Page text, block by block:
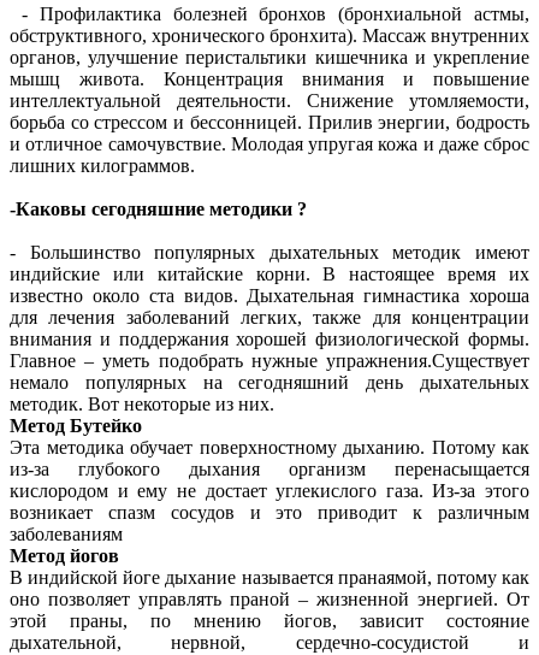
- Профилактика болезней бронхов (бронхиальной астмы,
обструктивного, хронического бронхита). Массаж внутренних
органов, улучшение перистальтики кишечника и укрепление
мышц живота. Концентрация внимания и повышение
интеллектуальной деятельности. Снижение утомляемости,
борьба со стрессом и бессонницей. Прилив энергии, бодрость
и отличное самочувствие. Молодая упругая кожа и даже сброс
лишних килограммов.
-Каковы сегодняшние методики ?
- Большинство популярных дыхательных методик имеют
индийские или китайские корни. В настоящее время их
известно около ста видов. Дыхательная гимнастика хороша
для лечения заболеваний легких, также для концентрации
внимания и поддержания хорошей физиологической формы.
Главное – уметь подобрать нужные упражнения.Существует
немало популярных на сегодняшний день дыхательных
методик. Вот некоторые из них.
Метод Бутейко
Эта методика обучает поверхностному дыханию. Потому как
из-за глубокого дыхания организм перенасыщается
кислородом и ему не достает углекислого газа. Из-за этого
возникает спазм сосудов и это приводит к различным
заболеваниям
Метод йогов
В индийской йоге дыхание называется пранаямой, потому как
оно позволяет управлять праной – жизненной энергией. От
этой праны, по мнению йогов, зависит состояние
дыхательной, нервной, сердечно-сосудистой и